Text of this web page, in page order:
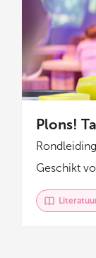
Plons!
Geschikt